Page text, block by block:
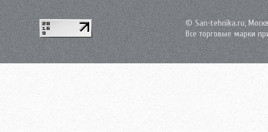
© San-tehnika.ru,
Все торговые марки